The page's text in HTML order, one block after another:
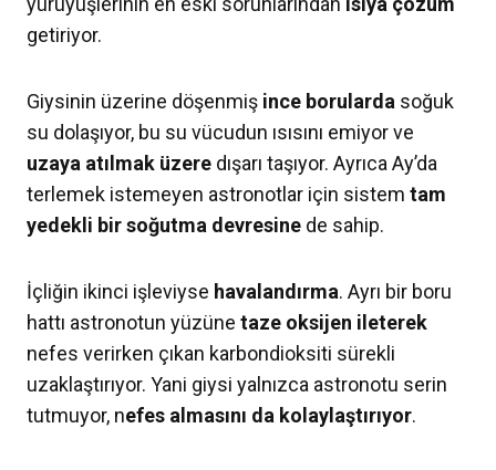
getiriyor.
Giysinin üzerine döşenmiş ince borularda soğuk
su dolaşıyor, bu su vücudun ısısını emiyor ve
uzaya atılmak üzere dışarı taşıyor. Ayrıca Ay’da
terlemek istemeyen astronotlar için sistem tam
yedekli bir soğutma devresine de sahip.
İçliğin ikinci işleviyse havalandırma. Ayrı bir boru
hattı astronotun yüzüne taze oksijen ileterek
nefes verirken çıkan karbondioksiti sürekli
uzaklaştırıyor. Yani giysi yalnızca astronotu serin
tutmuyor, nefes almasını da kolaylaştırıyor.